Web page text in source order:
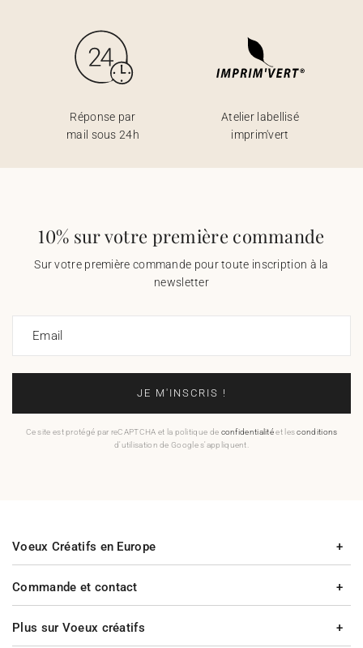
Réponse par
mail sous 24h
Atelier labellisé
imprim'vert
10% sur votre première commande
Sur votre première commande pour toute inscription à la
newsletter
Email
JE M'INSCRIS !
Ce site est protégé par reCAPTCHA et la politique de confidentialitéet lesconditions
d'utilisation de Google s'appliquent.
Commande et contact
Plus sur Voeux créatifs
Voeux Créatifs en Europe